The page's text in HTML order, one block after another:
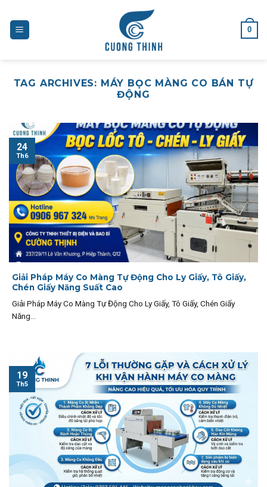
content
0
TAG ARCHIVES: MÁY BỌC MÀNG CO BÁN TỰ
ĐỘNG
Giải Pháp Máy Co Màng Tự Động Cho Ly Giấy, Tô Giấy,
Chén Giấy Năng Suất Cao
Giải Pháp Máy Co Màng Tự Động Cho Ly Giấy, Tô Giấy, Chén Giấy
Năng...
24
Th6
19
Th5